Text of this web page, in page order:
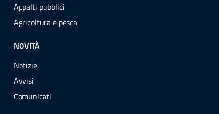
Appalti pubblici
Agricoltura e pesca
NOVITÀ
Notizie
Avvisi
Comunicati